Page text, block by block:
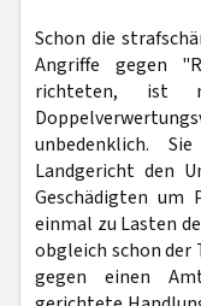
Schon die
Angriffe gegen
richteten,
unbedenklich.
Landgericht den
Geschädigten um
einmal zu Lasten
obgleich schon der
gegen einen